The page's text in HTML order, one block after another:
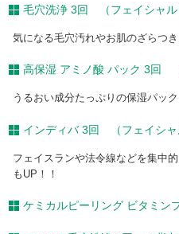
毛穴洗浄 3回 （フェイシャル
気になる毛穴汚れやお肌のざらつ
高保湿 アミノ酸 パック 3回
うるおい成分たっぷりの保湿パック
インディバ 3回 （フェイシャ
フェイスランや法令線などを集中
もUP！！
ケミカルピーリング ビタミン